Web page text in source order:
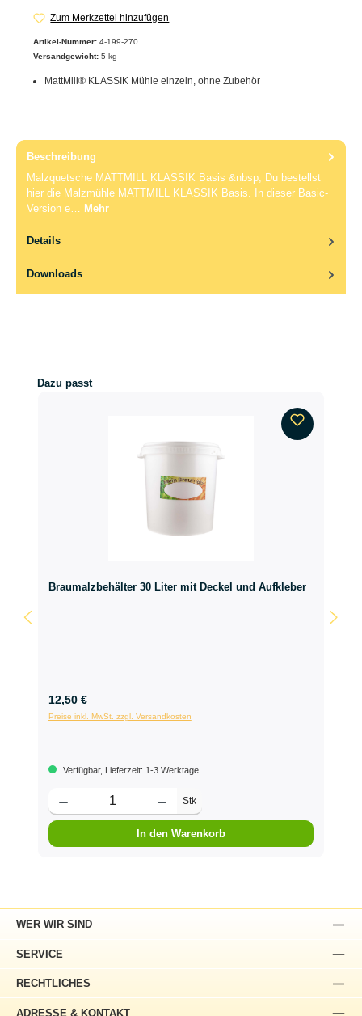
Zum Merkzettel hinzufügen
Artikel-Nummer: 4-199-270
Versandgewicht: 5 kg
MattMill® KLASSIK Mühle einzeln, ohne Zubehör
Beschreibung
Malzquetsche MATTMILL KLASSIK Basis &nbsp; Du bestellst
hier die Malzmühle MATTMILL KLASSIK Basis. In dieser Basic-
Version e… Mehr
Details
Downloads
Produktgalerie überspringen
Dazu passt
Braumalzbehälter 30 Liter mit Deckel und Aufkleber
12,50 €
Preise inkl. MwSt. zzgl. Versandkosten
Verfügbar, Lieferzeit: 1-3 Werktage
Stk
In den Warenkorb
ADRESSE & KONTAKT
WER WIR SIND
SERVICE
RECHTLICHES